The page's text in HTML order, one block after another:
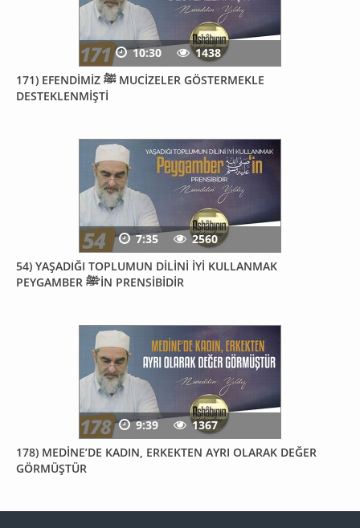
171) EFENDİMİZ ﷺ MUCİZELER GÖSTERMEKLE
DESTEKLENMİŞTİ
10:30 1438
54) YAŞADIĞI TOPLUMUN DİLİNİ İYİ KULLANMAK
PEYGAMBER ﷺ’İN PRENSİBİDİR
7:35 2560
178) MEDİNE’DE KADIN, ERKEKTEN AYRI OLARAK DEĞER
GÖRMÜŞTÜR
9:39 1367